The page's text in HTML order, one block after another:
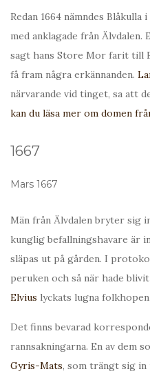
Redan 1664 nämndes
med anklagade från Älvdalen.
sagt hans Store Mor farit till
få fram några erkännanden.
närvarande vid tinget, sa att
kan du läsa mer om domen
1667
Mars 1667
Män från Älvdalen bryter sig
kunglig befallningshavare är
släpas ut på gården. I
peruken och så när hade
Elvius lyckats lugna folkhopen.
Det finns bevarad
rannsakningarna. En av dem
Gyris-Mats, som trängt sig in